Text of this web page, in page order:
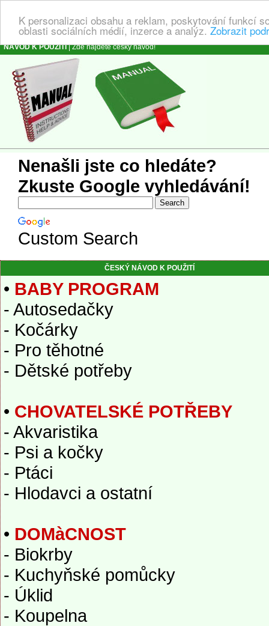
K personalizaci obsahu a reklam, poskytování funkcí
oblasti sociálních médií, inzerce a analýz. Zobrazit
NÁVOD K POUŽITÍ| Zde najdete český návod!
Nenašli jste co hledáte?
Zkuste Google vyhledávání!
Custom Search
ČESKÝ NÁVOD K POUŽITÍ
• BABY PROGRAM
- Autosedačky
- Kočárky
- Pro těhotné
- Dětské potřeby
• CHOVATELSKÉ POTŘEBY
- Akvaristika
- Psi a kočky
- Ptáci
- Hlodavci a ostatní
• DOMàCNOST
- Biokrby
- Kuchyňské pomůcky
- Úklid
- Koupelna